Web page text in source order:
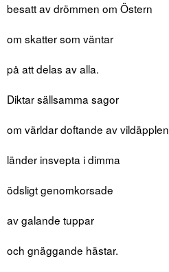
besatt av drömmen om Östern
om skatter som väntar
på att delas av alla.
Diktar sällsamma sagor
om världar doftande av vildäpplen
länder insvepta i dimma
ödsligt genomkorsade
av galande tuppar
och gnäggande hästar.